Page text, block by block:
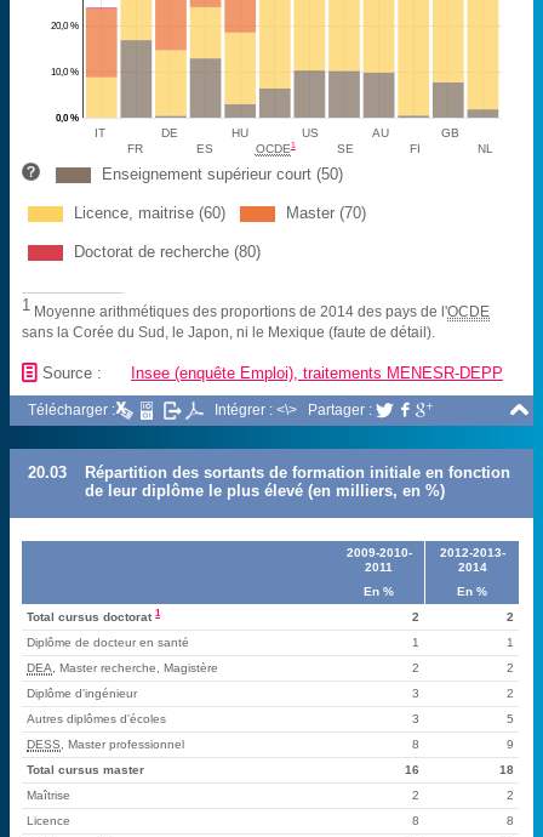
10,0 %
20,0 %
0,0 %
IT DE HU US AU
GB
FR
ES OCDE1 SE FI NL
Enseignement supérieur court (50)
Licence, maitrise (60) Master (70)
Doctorat de recherche (80)
1 Moyenne arithmétiques des proportions de 2014 des pays de l'OCDE
sans la Corée du Sud, le Japon, ni le Mexique (faute de détail).
📄 Source : Insee (enquête Emploi), traitements MENESR-DEPP

Télécharger : Intégrer : <\> Partager :   
20.03
Répartition des sortants de formation initiale en fonction
de leur diplôme le plus élevé (en milliers, en %)
2009-2010-
2011
2012-2013-
2014
En %
En %
Total cursus doctorat1 2
2
Diplôme de docteur en santé
1
1
DEA
, Master recherche, Magistère 2
2
Diplôme d'ingénieur
3
2
Autres diplômes d'écoles
3
5
DESS
, Master professionnel 8
9
Total cursus master
16
18
Maîtrise
2
2
Licence
8
8